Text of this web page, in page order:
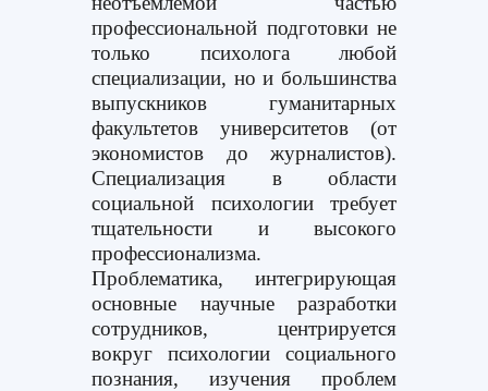
профессиональной подготовки не
только психолога любой
специализации, но и большинства
выпускников гуманитарных
факультетов университетов (от
экономистов до журналистов).
Специализация в области
социальной психологии требует
тщательности и высокого
профессионализма.
Проблематика, интегрирующая
основные научные разработки
сотрудников, центрируется
вокруг психологии социального
познания, изучения проблем